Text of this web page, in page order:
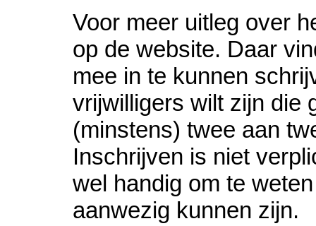
Voor meer uitleg over
op de website. Daar
mee in te kunnen
vrijwilligers wilt zijn die
(minstens) twee aan
Inschrijven is niet
wel handig om te
aanwezig kunnen zijn.